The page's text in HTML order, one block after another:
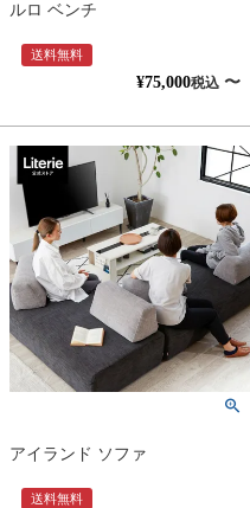
ルロ ベンチ
送料無料
¥75,000税込 〜
アイランド ソファ
送料無料